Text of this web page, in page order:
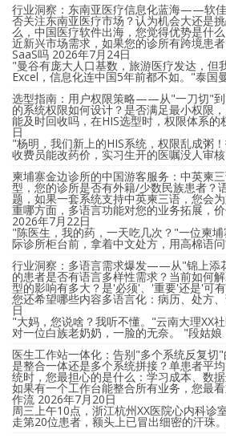
行业洞察：东南亚医疗信息化蓝海——软
否关注东南亚医疗市场？认为机会大还是
么，中国医疗软件出海，您觉得优势是什
近新兴市场需求，如果您的诊所有跨境患
SaaS吗 2026年7月24日
"曼谷有庞大人口基数，旅游医疗发达，但
Excel，信息化连中国5年前都不如。"泰国
选型指南：用户权限策略——从"一刀切"
的系统权限如何设计？是否满足最小权限
能及时回收吗，在HIS选型时，权限体系的
日
"杨明，我们新上的HIS系统，权限乱成粥
收费员能改药价，实习生开的医嘱没人审
柬埔寨金边诊所的中国游客服务：中英柬
型，您的诊所是否有外籍/少数民族患者？
题，如果一套系统支持中英柬三语，您会
重哪方面，多语言功能对您的业务拓展，
2026年7月22日
"陈医生，我的药，一天吃几次？"一位柬
际诊所柜台前，拿着中文处方，用高棉语
行业洞察：多语言需求爆发——从"锦上添
的患者是否有语言多样性需求？当前如何
型的影响有多大？是'必须'、'重要'还是'可
您还希望哪些内容多语言化：病历、处方
日
"大妈，您说啥？我听不懂。"云南大理XX
对一位白族老奶奶，一脸的无奈。 "段姑
医生工作站一体化：告别"多个系统反复切
是整合一体还是多个系统拼接？单患者平
统时，您最担心的是什么：学习成本、数
如果有一个工作台能整合所有业务，您最
作流 2026年7月20日
周三上午10点，浙江杭州XX医院心内科诊
走第20位患者，额头上已冒出细密的汗珠